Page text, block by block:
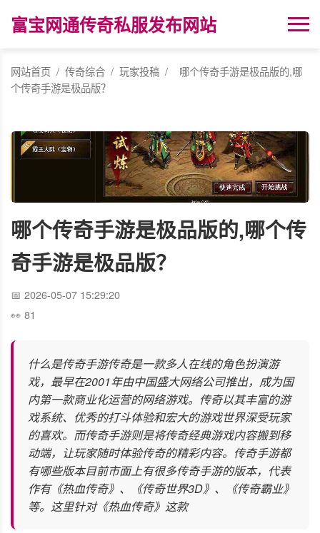
富宝网通传奇私服发布网站
网站首页 / 传奇综合 / 玩家投稿 /
哪个传奇手游是极品版的,哪
个传奇手游是极品版？
哪个传奇手游是极品版的,哪个传
奇手游是极品版？
2026-05-07 15:29:20
81
什么是传奇手游传奇是一款多人在线的角色扮演游
戏，最早在2001年由中国盛大网络公司推出，成为国
内第一款商业化运营的网络游戏。传奇以其丰富的游
戏系统、优秀的打斗体验和宏大的游戏世界深受玩家
的喜欢。而传奇手游则是将传奇经典游戏内容搬到移
动端，让玩家随时体验传奇的精彩内容。传奇手游都
有哪些版本目前市面上有很多传奇手游的版本，代表
作有《热血传奇》、《传奇世界3D》、《传奇霸业》
等。这里针对《热血传奇》这款